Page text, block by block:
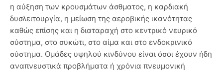
η αύξηση των κρουσμάτων άσθματος, η καρδιακή
δυσλειτουργία, η μείωση της αεροβικής ικανότητας
καθώς επίσης και η διαταραχή στο κεντρικό νευρικό
σύστημα, στο συκώτι, στο αίμα και στο ενδοκρινικό
σύστημα. Ομάδες υψηλού κινδύνου είναι όσοι έχουν ήδη
αναπνευστικά προβλήματα ή χρόνια πνευμονική